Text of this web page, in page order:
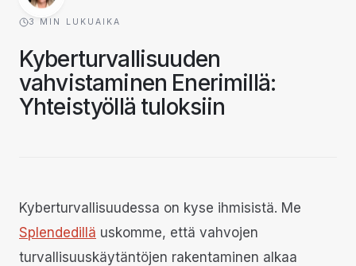
3 MIN LUKUAIKA
Kyberturvallisuuden
vahvistaminen Enerimillä:
Yhteistyöllä tuloksiin
Kyberturvallisuudessa on kyse ihmisistä. Me
Splendedillä uskomme, että vahvojen
turvallisuuskäytäntöjen rakentaminen alkaa